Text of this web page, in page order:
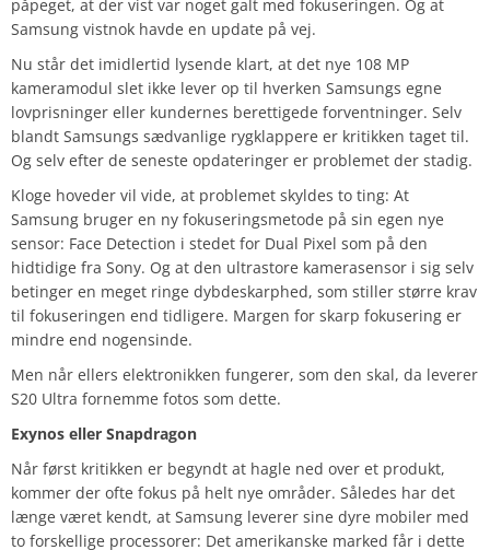
påpeget, at der vist var noget galt med fokuseringen. Og at
Samsung vistnok havde en update på vej.
Nu står det imidlertid lysende klart, at det nye 108 MP
kameramodul slet ikke lever op til hverken Samsungs egne
lovprisninger eller kundernes berettigede forventninger. Selv
blandt Samsungs sædvanlige rygklappere er kritikken taget til.
Og selv efter de seneste opdateringer er problemet der stadig.
Kloge hoveder vil vide, at problemet skyldes to ting: At
Samsung bruger en ny fokuseringsmetode på sin egen nye
sensor: Face Detection i stedet for Dual Pixel som på den
hidtidige fra Sony. Og at den ultrastore kamerasensor i sig selv
betinger en meget ringe dybdeskarphed, som stiller større krav
til fokuseringen end tidligere. Margen for skarp fokusering er
mindre end nogensinde.
Men når ellers elektronikken fungerer, som den skal, da leverer
S20 Ultra fornemme fotos som dette.
Exynos eller Snapdragon
Når først kritikken er begyndt at hagle ned over et produkt,
kommer der ofte fokus på helt nye områder. Således har det
længe været kendt, at Samsung leverer sine dyre mobiler med
to forskellige processorer: Det amerikanske marked får i dette